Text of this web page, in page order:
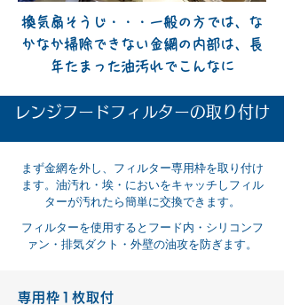
換気扇そうじ・・・一般の方では、な
かなか掃除できない金網の内部は、長
年たまった油汚れでこんなに
​レンジフードフィルターの取り付け
まず金網を外し、フィルター専用枠を取り付け
ます。油汚れ・埃・においをキャッチしフィル
ターが汚れたら簡単に交換できます。
フィルターを使用するとフード内・シリコンフ
ァン・排気ダクト・外壁の油攻を防ぎます。
専用枠1枚取付